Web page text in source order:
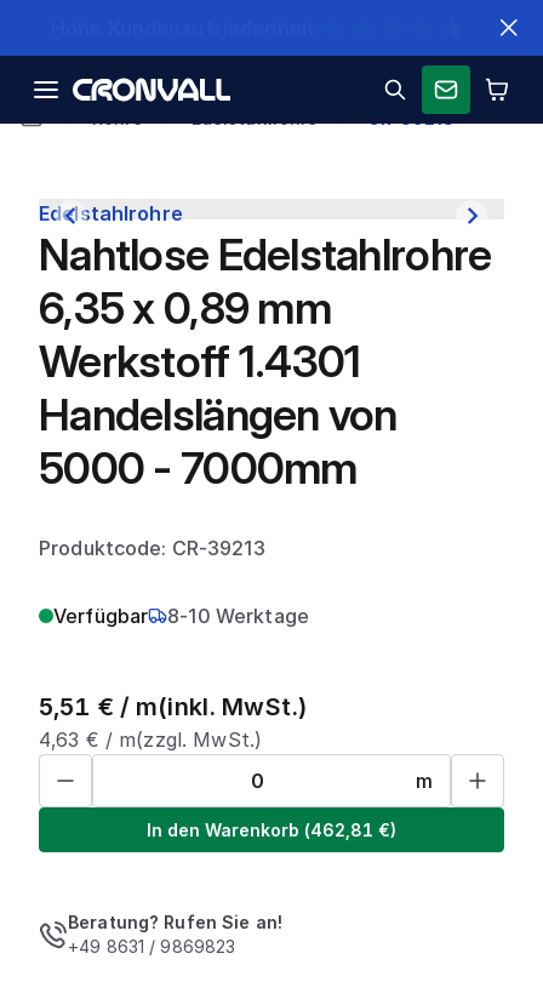
CR-39213
Edelstahlrohre
Nahtlose Edelstahlrohre
6,35 x 0,89 mm
Werkstoff 1.4301
Handelslängen von
5000 - 7000mm
Produktcode: CR-39213
Verfügbar 8-10 Werktage
5,51 € / m(inkl. MwSt.)
4,63 € / m(zzgl. MwSt.)
m
In den Warenkorb (462,81 €)
Beratung? Rufen Sie an!
+49 8631 / 9869823